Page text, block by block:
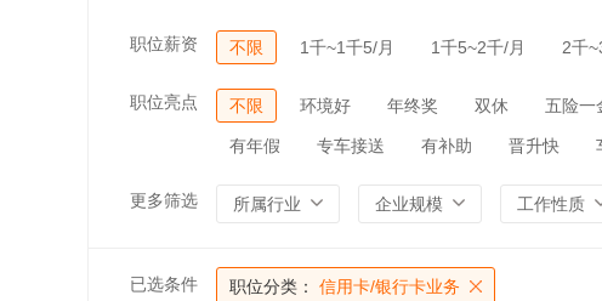
职位薪资 不限 1千~1千5/月 1千5~2千/月 2千
职位亮点 不限 环境好 年终奖 双休 五险一
有年假 专车接送 有补助 晋升快
更多筛选 所属行业 企业规模 工作性质
已选条件 职位分类： 信用卡/银行卡业务